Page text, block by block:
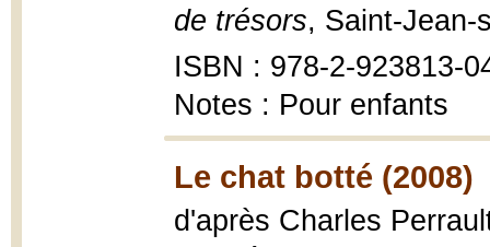
de trésors, Saint-Jean-
ISBN : 978-2-923813-
Notes : Pour enfants
Le chat botté (2008)
d'après Charles